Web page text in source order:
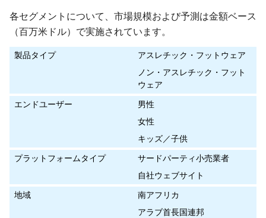
各セグメントについて、市場規模および予測は金額ベース
（百万米ドル）で実施されています。
製品タイプ
アスレチック・フットウェア
ノン・アスレチック・フット
ウェア
エンドユーザー
男性
女性
キッズ／子供
プラットフォームタイプ
サードパーティ小売業者
自社ウェブサイト
地域
南アフリカ
アラブ首長国連邦